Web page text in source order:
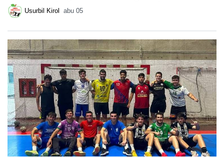
Usurbil Kirol abu 05